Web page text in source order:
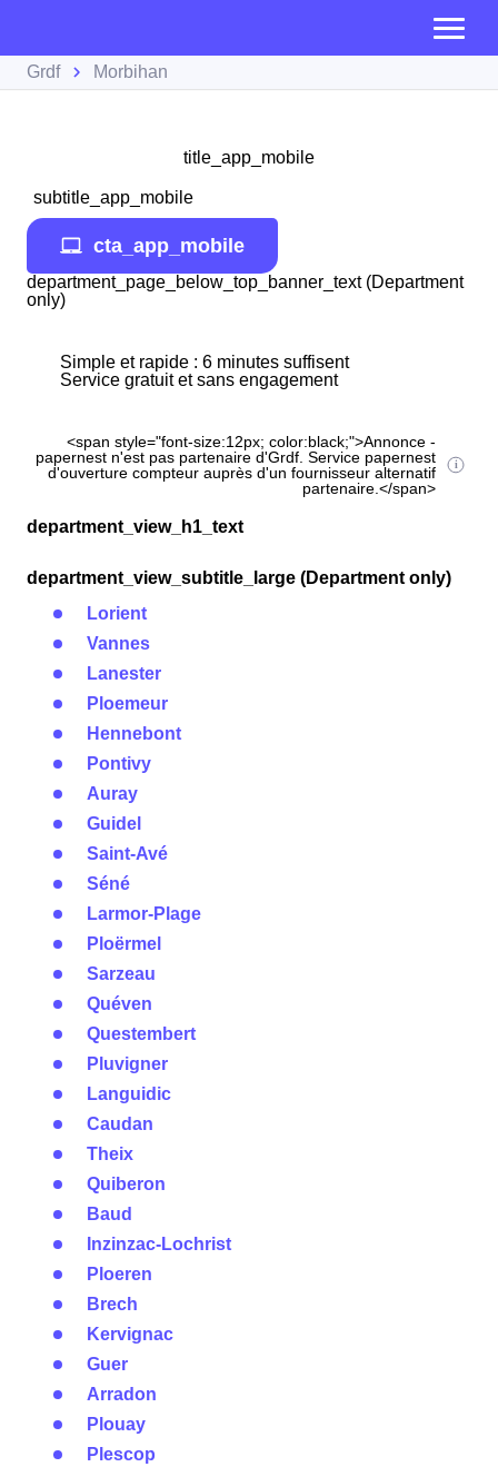
Grdf Morbihan
title_app_mobile
subtitle_app_mobile
cta_app_mobile
department_page_below_top_banner_text (Department
only)
Simple et rapide : 6 minutes suffisent
Service gratuit et sans engagement
<span style="font-size:12px; color:black;">Annonce -
papernest n'est pas partenaire d'Grdf. Service papernest
d'ouverture compteur auprès d'un fournisseur alternatif
partenaire.</span>
department_view_h1_text
department_view_subtitle_large (Department only)
Lorient
Vannes
Lanester
Ploemeur
Hennebont
Pontivy
Auray
Guidel
Saint-Avé
Séné
Larmor-Plage
Ploërmel
Sarzeau
Quéven
Questembert
Pluvigner
Languidic
Caudan
Theix
Quiberon
Baud
Inzinzac-Lochrist
Ploeren
Brech
Kervignac
Guer
Arradon
Plouay
Plescop